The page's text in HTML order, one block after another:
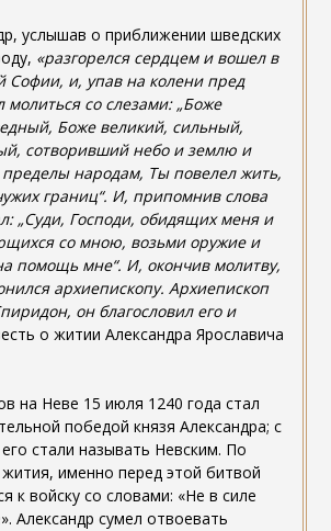
услышав о приближении шведских
«разгорелся сердцем и вошел в
Софии, и, упав на колени пред
молиться со слезами: „Боже
Боже великий, сильный,
сотворивший небо и землю и
народам, Ты повелел жить,
границ“. И, припомнив слова
„Суди, Господи, обидящих меня и
со мною, возьми оружие и
помощь мне“. И, окончив молитву,
архиепископу. Архиепископ
он благословил его и
о житии Александра Ярославича
на Неве 15 июля 1240 года стал
победой князя Александра; с
стали называть Невским. По
жития, именно перед этой битвой
к войску со словами: «Не в силе
Александр сумел отвоевать